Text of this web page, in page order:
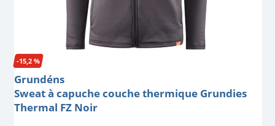
-15,2 %
Grundéns
Sweat à capuche couche thermique Grundies
Thermal FZ Noir